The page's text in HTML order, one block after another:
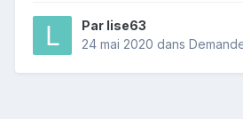
Par lise63
24 mai 2020 dans